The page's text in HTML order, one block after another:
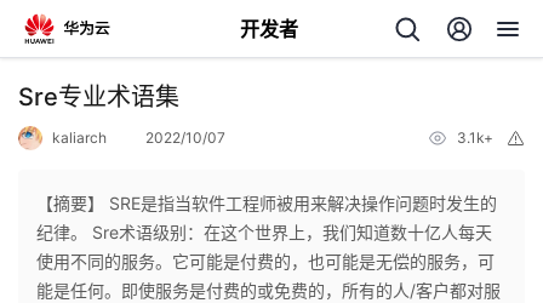
开发者
返
个
Sre专业术语集
kaliarch 2022/10/07 3.1k+
【摘要】 SRE是指当软件工程师被用来解决操作问题时发生的
纪律。 Sre术语级别：在这个世界上，我们知道数十亿人每天
使用不同的服务。它可能是付费的，也可能是无偿的服务，可
能是任何。即使服务是付费的或免费的，所有的人/客户都对服